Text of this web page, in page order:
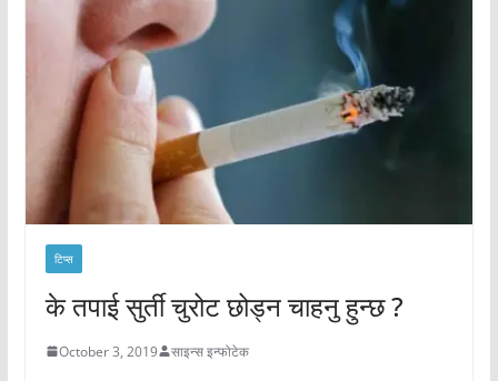
टिप्स
के तपाई सुर्ती चुरोट छोड्न चाहनु हुन्छ ?
October 3, 2019 साइन्स इन्फोटेक